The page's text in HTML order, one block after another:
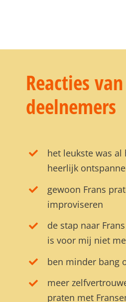
Reacties van
deelnemers
het leukste was al
heerlijk
gewoon Frans
improviseren
de stap naar
is voor mij niet
ben minder bang
meer
praten met